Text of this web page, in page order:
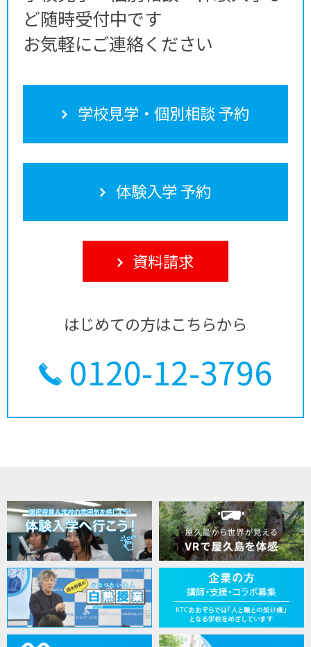
ど随時受付中です
お気軽にご連絡ください
学校見学・個別相談 予約
体験入学 予約
資料請求
はじめての方はこちらから
0120-12-3796